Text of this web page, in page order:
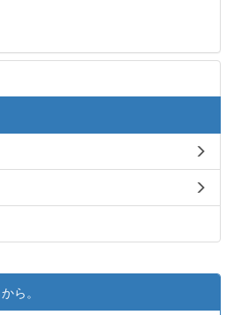
ら。